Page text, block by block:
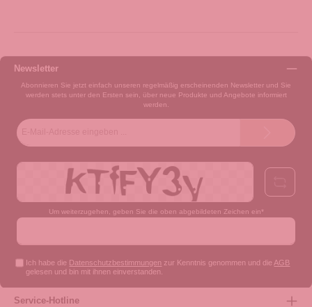
Newsletter
Abonnieren Sie jetzt einfach unseren regelmäßig erscheinenden Newsletter und Sie
werden stets unter den Ersten sein, über neue Produkte und Angebote informiert
werden.
Um weiterzugehen, geben Sie die oben abgebildeten Zeichen ein*
Ich habe die Datenschutzbestimmungen zur Kenntnis genommen und die AGB
gelesen und bin mit ihnen einverstanden.
Service-Hotline